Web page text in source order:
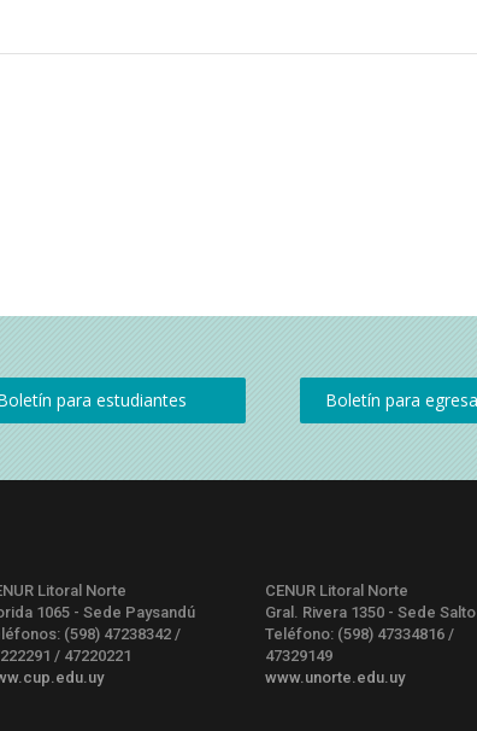
Litoral Norte
1065 - Sede Paysandú
(598) 47238342 /
/ 47220221
CENUR Litoral Norte
Gral. Rivera 1350 - Sede Salto
Teléfono: (598) 47334816 /
47329149
www.unorte.edu.uy